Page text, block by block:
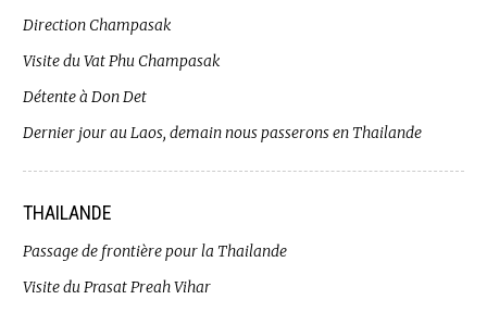
Direction Champasak
Visite du Vat Phu Champasak
Détente à Don Det
Dernier jour au Laos, demain nous passerons en Thailande
THAILANDE
Passage de frontière pour la Thailande
Visite du Prasat Preah Vihar